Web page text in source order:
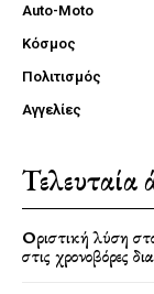
Auto-Moto
Κόσμος
Πολιτισμός
Αγγελίες
Τελευταία
Οριστική λύση
στις χρονοβόρες